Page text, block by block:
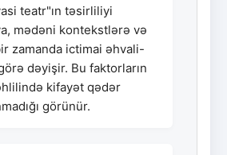
teatr"ın təsirliliyi
mədəni kontekstlərə və
zamanda ictimai əhvali-
dəyişir. Bu faktorların
kifayət qədər
görünür.